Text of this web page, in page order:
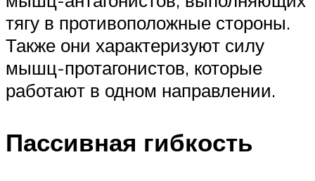
тягу в противоположные стороны.
Также они характеризуют силу
мышц-протагонистов, которые
работают в одном направлении.
Пассивная гибкость